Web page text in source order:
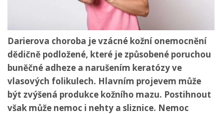
Darierova choroba je vzácné kožní onemocnění
dědičně podložené, které je způsobené poruchou
buněčné adheze a narušením keratózy ve
vlasových folikulech. Hlavním projevem může
být zvýšená produkce kožního mazu. Postihnout
však může nemoc i nehty a sliznice. Nemoc